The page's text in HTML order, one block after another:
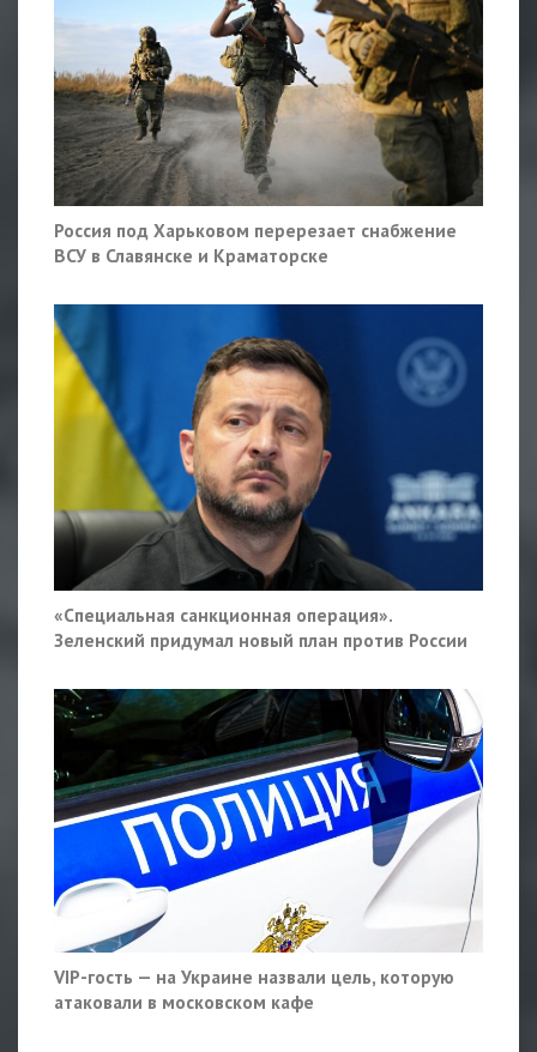
Россия под Харьковом перерезает снабжение
ВСУ в Славянске и Краматорске
«Специальная санкционная операция».
Зеленский придумал новый план против России
VIP-гость — на Украине назвали цель, которую
атаковали в московском кафе